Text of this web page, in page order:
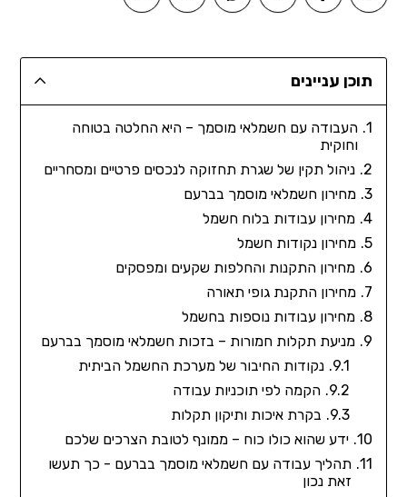
תוכן עניינים
העבודה עם חשמלאי מוסמך – היא החלטה בטוחה
וחוקית
ניהול תקין של שגרת תחזוקה לנכסים פרטיים ומסחריים
מחירון חשמלאי מוסמך בברעם
מחירון עבודות בלוח חשמל
מחירון נקודות חשמל
מחירון התקנות והחלפות שקעים ומפסקים
מחירון התקנת גופי תאורה
מחירון עבודות נוספות בחשמל
מניעת תקלות חמורות – בזכות חשמלאי מוסמך בברעם
נקודות החיבור של מערכת החשמל הביתית
הקמה לפי תוכניות עבודה
בקרת איכות ותיקון תקלות
ידע שהוא כולו כוח – ממונף לטובת הצרכים שלכם
תהליך עבודה עם חשמלאי מוסמך בברעם - כך תעשו
זאת נכון